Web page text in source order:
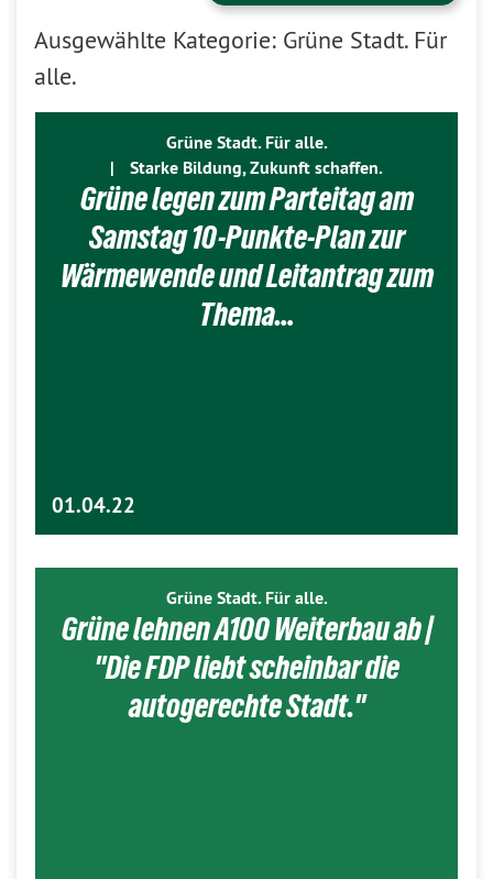
Ausgewählte Kategorie: Grüne Stadt. Für
alle.
Grüne Stadt. Für alle.
|
Starke Bildung, Zukunft schaffen.
Grüne legen zum Parteitag am
Samstag 10-Punkte-Plan zur
Wärmewende und Leitantrag zum
Thema…
01.04.22
Grüne Stadt. Für alle.
Grüne lehnen A100 Weiterbau ab |
"Die FDP liebt scheinbar die
autogerechte Stadt."